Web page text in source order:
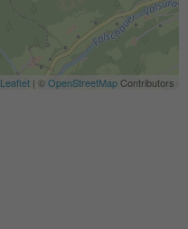
Leaflet | ©OpenStreetMapContributors